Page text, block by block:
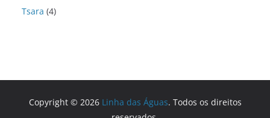
Tsara (4)
Copyright © 2026 Linha das Águas. Todos os direitos